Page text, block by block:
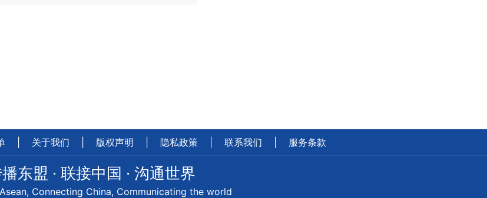
关于我们 版权声明 隐私政策 联系我们 服务条款
东盟 · 联接中国 · 沟通世界
Connecting China, Communicating the world